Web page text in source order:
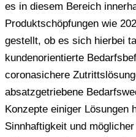
es in diesem Bereich
Produktschöpfungen wie
gestellt, ob es sich hierbei
kundenorientierte
coronasichere
absatzgetriebene
Konzepte einiger Lösungen
Sinnhaftigkeit und